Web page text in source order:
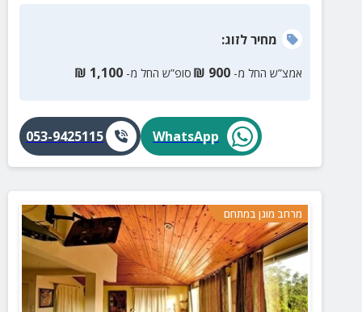
מחירלזוג:
אמצ”ש החל מ- 900
₪ סופ”ש החל מ- 1,100
₪
WhatsApp
053-9425115
מרחב מוגן במתחם